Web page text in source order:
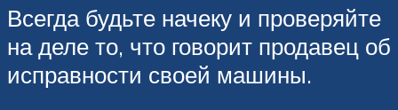
Всегда будьте начеку и проверяйте
на деле то, что говорит продавец об
исправности своей машины.